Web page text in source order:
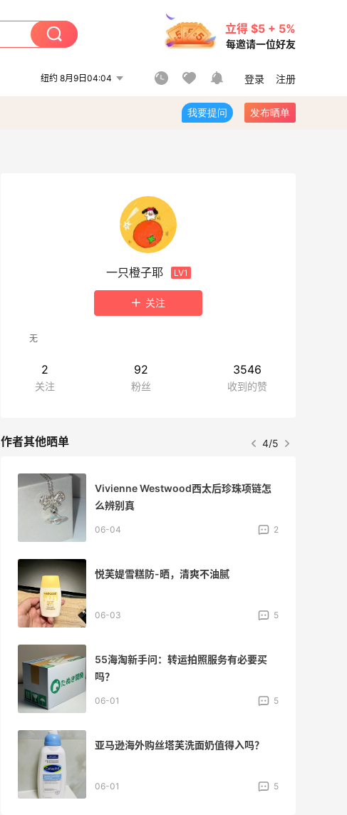
立得 $5 + 5%
每邀请一位好友
纽约 8月9日04:04 登录 注册
我要提问 发布晒单
一只橙子耶 LV1
关注
无
2
关注
92
粉丝
3546
收到的赞
作者其他晒单 4/5
Vivienne Westwood西太后珍珠项链怎
么辨别真
06-04 2
悦芙媞雪糕防-晒，清爽不油腻
06-03 5
55海淘新手问：转运拍照服务有必要买
吗？
06-01 5
亚马逊海外购丝塔芙洗面奶值得入吗？
06-01 5